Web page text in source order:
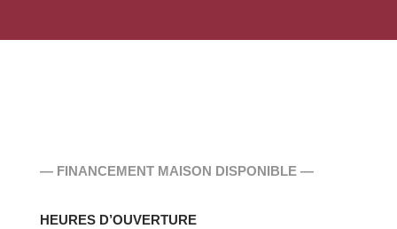
— FINANCEMENT MAISON DISPONIBLE —
HEURES D’OUVERTURE